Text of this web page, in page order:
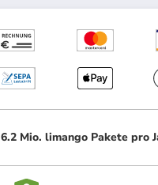
6.2 Mio. limango Pakete pro